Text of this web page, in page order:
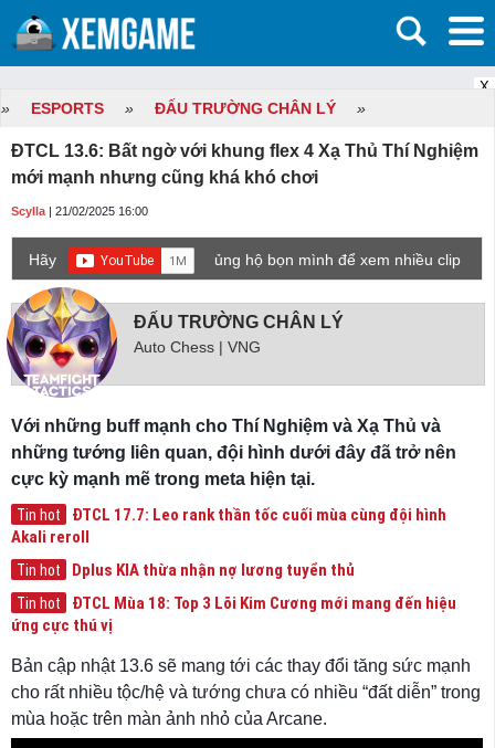
X
» ESPORTS » ĐẤU TRƯỜNG CHÂN LÝ »
ĐTCL 13.6: Bất ngờ với khung flex 4 Xạ Thủ Thí Nghiệm
mới mạnh nhưng cũng khá khó chơi
Scylla | 21/02/2025 16:00
Hãy
ủng hộ bọn mình để xem nhiều clip
game mới hơn nhé!
ĐẤU TRƯỜNG CHÂN LÝ
Auto Chess | VNG
Với những buff mạnh cho Thí Nghiệm và Xạ Thủ và
những tướng liên quan, đội hình dưới đây đã trở nên
cực kỳ mạnh mẽ trong meta hiện tại.
Tin hot
ĐTCL 17.7: Leo rank thần tốc cuối mùa cùng đội hình
Akali reroll
Tin hot Dplus KIA thừa nhận nợ lương tuyển thủ
Tin hot
ĐTCL Mùa 18: Top 3 Lõi Kim Cương mới mang đến hiệu
ứng cực thú vị
Bản cập nhật 13.6 sẽ mang tới các thay đổi tăng sức mạnh
cho rất nhiều tộc/hệ và tướng chưa có nhiều “đất diễn” trong
mùa hoặc trên màn ảnh nhỏ của Arcane.